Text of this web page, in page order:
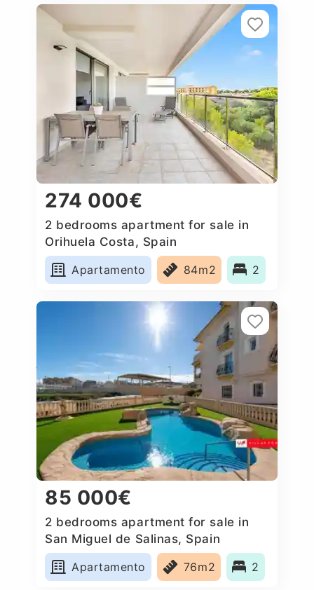
274 000€
2 bedrooms apartment for sale in
Orihuela Costa, Spain
Apartamento
84m2 2
85 000€
2 bedrooms apartment for sale in
San Miguel de Salinas, Spain
Apartamento
76m2 2